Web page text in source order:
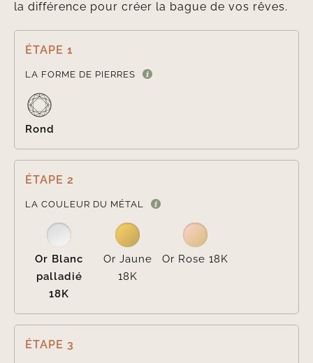
la différence pour créer la bague de vos rêves.
ÉTAPE 1
LA FORME DE PIERRES
Rond
ÉTAPE 2
LA COULEUR DU MÉTAL
Or Blanc
palladié
18K
Or Jaune
18K
Or Rose 18K
ÉTAPE 3